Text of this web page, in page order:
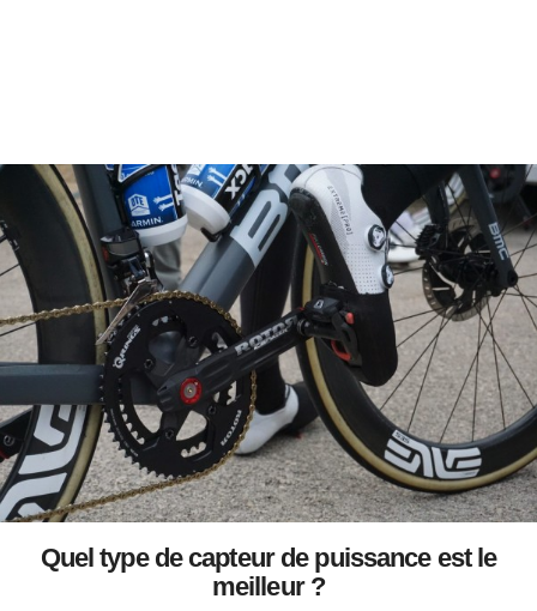
Quel type de capteur de puissance est le
meilleur ?